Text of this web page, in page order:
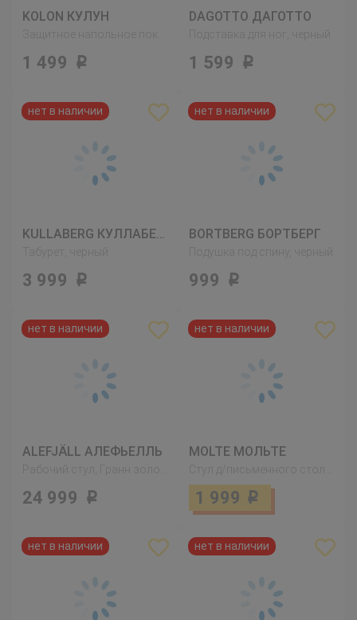
KOLON КУЛУН
1 499 Р
DAGOTTO ДАГОТТО
1 599 Р
KULLABERG КУЛЛАБЕРГ
Табурет, черный
3 999 Р
BORTBERG БОРТБЕРГ
Подушка под спину, черный
999 Р
ALEFJÄLL АЛЕФЬЕЛЛЬ
24 999 Р
MOLTE МОЛЬТЕ
1 999 Р